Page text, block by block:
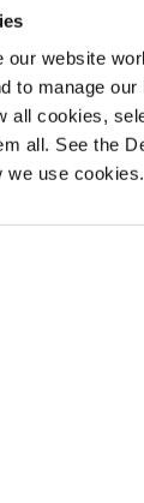
our website
to manage our
all cookies,
all. See the
we use cookies.
83026
Alemanha